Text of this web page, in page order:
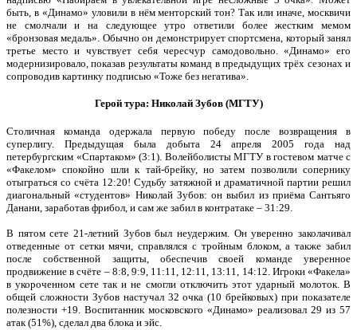
быть, в «Динамо» уловили в нём менторский тон? Так или иначе, москвичи
не смолчали и на следующее утро ответили более жестким мемом
«бронзовая медаль». Обычно он демонстрирует спортсмена, который занял
третье место и чувствует себя чересчур самодовольно. «Динамо» его
модернизировало, показав результаты команд в предыдущих трёх сезонах и
сопроводив картинку подписью «Тоже без негатива».
Герой тура: Николай Зубов (МГТУ)
Столичная команда одержала первую победу после возвращения в
суперлигу. Предыдущая была добыта 24 апреля 2005 года над
петербургским «Спартаком» (3:1). Волейболисты МГТУ в гостевом матче с
«Факелом» спокойно шли к тай-брейку, но затем позволили сопернику
отыграться со счёта 12:20! Судьбу затяжной и драматичной партии решил
диагональный «студентов» Николай Зубов: он выбил из приёма Сантьяго
Данани, заработав фрибол, и сам же забил в контратаке – 31:29.
В пятом сете 21-летний Зубов был неудержим. Он уверенно заколачивал
отведенные от сетки мячи, справлялся с тройным блоком, а также забил
после собственной защиты, обеспечив своей команде уверенное
продвижение в счёте – 8:8, 9:9, 11:11, 12:11, 13:11, 14:12. Игроки «Факела»
в укороченном сете так и не смогли отключить этот ударный молоток. В
общей сложности Зубов настучал 32 очка (10 брейковых) при показателе
полезности +19. Воспитанник московского «Динамо» реализовал 29 из 57
атак (51%), сделал два блока и эйс.